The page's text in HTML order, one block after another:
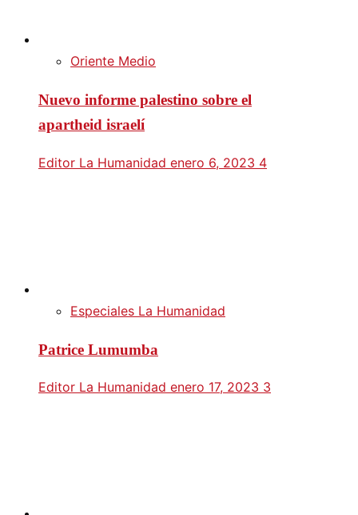
Oriente Medio
Nuevo informe palestino sobre el
apartheid israelí
Editor La Humanidad enero 6, 2023 4
Especiales La Humanidad
Patrice Lumumba
Editor La Humanidad enero 17, 2023 3